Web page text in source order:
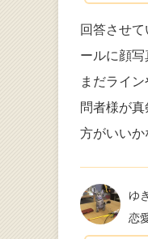
回答させ
ールに顔
まだライ
問者様が
方がいいか
ゆ
恋